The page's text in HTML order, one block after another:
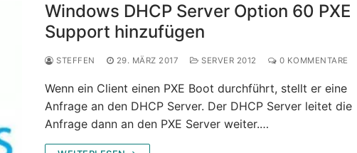
Windows DHCP Server Option 60 PXE
Support hinzufügen
STEFFEN 29. MÄRZ 2017 SERVER 2012 0 KOMMENTARE
Wenn ein Client einen PXE Boot durchführt, stellt er eine
Anfrage an den DHCP Server. Der DHCP Server leitet die
Anfrage dann an den PXE Server weiter.…